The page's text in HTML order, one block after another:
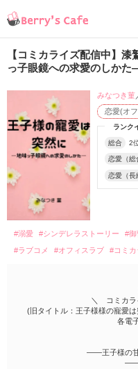
【コミカライズ配信中】
っ子眼鏡への求愛のしか
ランク
総合 2
恋愛（総
恋愛（長
恋愛(オ
みなつき菫
#溺愛 #シンデレラストーリー #御
#ラブコメ
#オフィスラブ #コミ
＼ コミカラ
(旧タイトル：王子様様の寵愛
各電
――王子様の
――